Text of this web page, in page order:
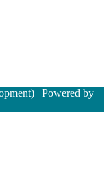
| Powered by